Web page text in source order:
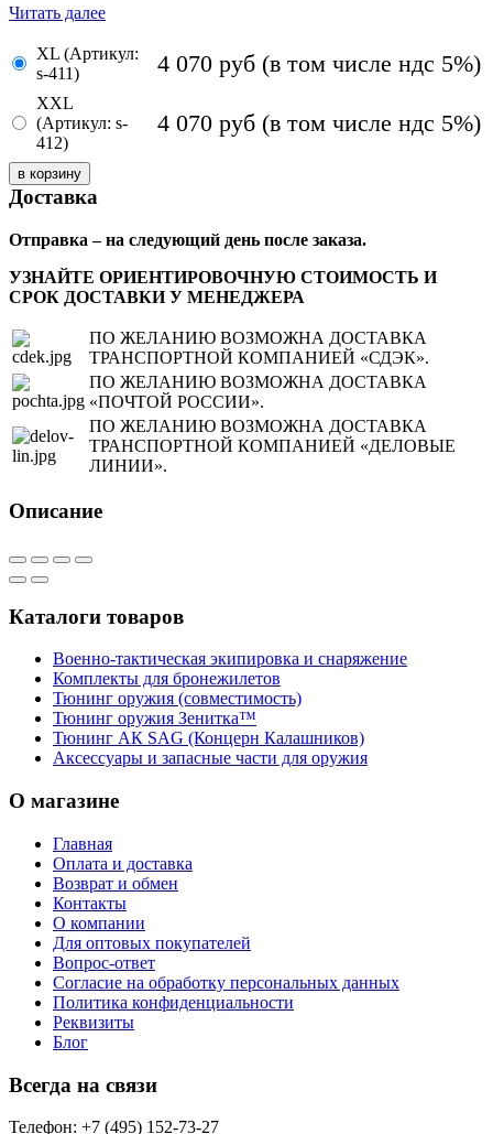
Читать далее
XL (Артикул:
s-411)
4 070 руб (в том числе ндс 5%)
XXL
(Артикул: s-
412)
4 070 руб (в том числе ндс 5%)
Доставка
Отправка – на следующий день после заказа.
УЗНАЙТЕ ОРИЕНТИРОВОЧНУЮ СТОИМОСТЬ И
СРОК ДОСТАВКИ У МЕНЕДЖЕРА
ПО ЖЕЛАНИЮ ВОЗМОЖНА ДОСТАВКА
ТРАНСПОРТНОЙ КОМПАНИЕЙ «СДЭК».
ПО ЖЕЛАНИЮ ВОЗМОЖНА ДОСТАВКА
«ПОЧТОЙ РОССИИ».
ПО ЖЕЛАНИЮ ВОЗМОЖНА ДОСТАВКА
ТРАНСПОРТНОЙ КОМПАНИЕЙ «ДЕЛОВЫЕ
ЛИНИИ».
Описание
Каталоги товаров
Военно-тактическая экипировка и снаряжение
Комплекты для бронежилетов
Тюнинг оружия (совместимость)
Тюнинг оружия Зенитка™
Тюнинг АК SAG (Концерн Калашников)
Аксессуары и запасные части для оружия
О магазине
Главная
Оплата и доставка
Возврат и обмен
Контакты
О компании
Для оптовых покупателей
Вопрос-ответ
Согласие на обработку персональных данных
Политика конфиденциальности
Реквизиты
Блог
Всегда на связи
Телефон: +7 (495) 152-73-27